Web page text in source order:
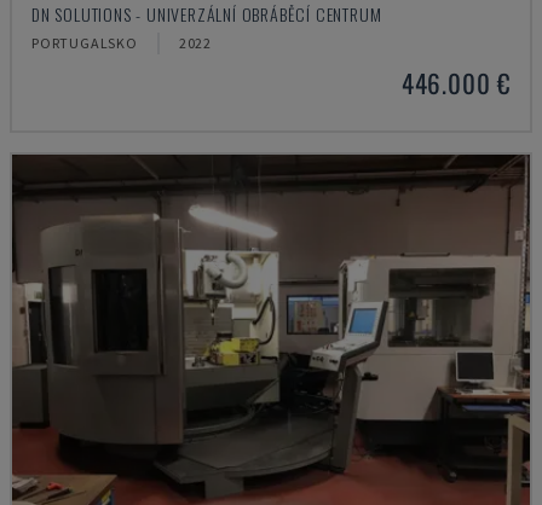
DN SOLUTIONS - UNIVERZÁLNÍ OBRÁBĚCÍ CENTRUM
PORTUGALSKO 2022
446.000 €